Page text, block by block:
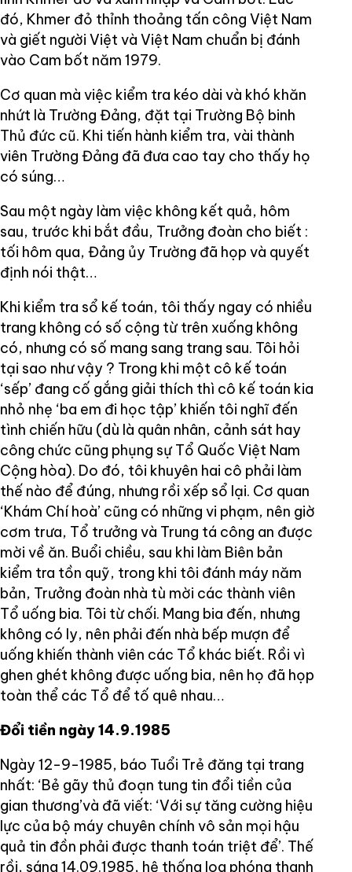
đó, Khmer đỏ thỉnh thoảng tấn công Việt Nam
và giết người Việt và Việt Nam chuẩn bị đánh
vào Cam bốt năm 1979.
Cơ quan mà việc kiểm tra kéo dài và khó khăn
nhứt là Trường Đảng, đặt tại Trường Bộ binh
Thủ đức cũ. Khi tiến hành kiểm tra, vài thành
viên Trường Đảng đã đưa cao tay cho thấy họ
có súng…
Sau một ngày làm việc không kết quả, hôm
sau, trước khi bắt đầu, Trưởng đoàn cho biết :
tối hôm qua, Đảng ủy Trường đã họp và quyết
định nói thật…
Khi kiểm tra sổ kế toán, tôi thấy ngay có nhiều
trang không có số cộng từ trên xuống không
có, nhưng có số mang sang trang sau. Tôi hỏi
tại sao như vậy ? Trong khi một cô kế toán
‘sếp’ đang cố gắng giải thích thì cô kế toán kia
nhỏ nhẹ ‘ba em đi học tập’ khiến tôi nghĩ đến
tình chiến hữu (dù là quân nhân, cảnh sát hay
công chức cũng phụng sự Tổ Quốc Việt Nam
Cộng hòa). Do đó, tôi khuyên hai cô phải làm
thế nào để đúng, nhưng rồi xếp sổ lại. Cơ quan
‘Khám Chí hoà’ cũng có những vi phạm, nên giờ
cơm trưa, Tổ trưởng và Trung tá công an được
mời về ăn. Buổi chiều, sau khi làm Biên bản
kiểm tra tồn quỹ, trong khi tôi đánh máy năm
bản, Trưởng đoàn nhà tù mời các thành viên
Tổ uống bia. Tôi từ chối. Mang bia đến, nhưng
không có ly, nên phải đến nhà bếp mượn để
uống khiến thành viên các Tổ khác biết. Rồi vì
ghen ghét không được uống bia, nên họ đã họp
toàn thể các Tổ để tố quê nhau…
Đổi tiền ngày 14.9.1985
Ngày 12-9-1985, báo Tuổi Trẻ đăng tại trang
nhất: ‘Bẻ gãy thủ đoạn tung tin đổi tiền của
gian thương’và đã viết: ‘Với sự tăng cường hiệu
lực của bộ máy chuyên chính vô sản mọi hậu
quả tin đồn phải được thanh toán triệt để’. Thế
rồi, sáng 14.09.1985, hệ thống loa phóng thanh